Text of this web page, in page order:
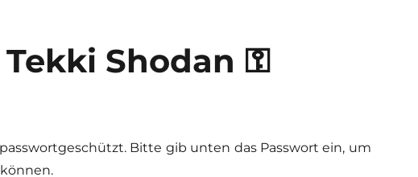
Shodan ⚿
Bitte gib unten das Passwort ein, um